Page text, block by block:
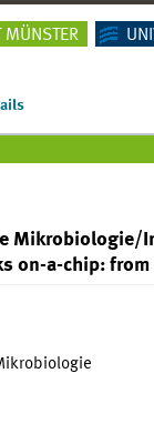
MÜNSTER
Mikrobiologie/
on-a-chip: